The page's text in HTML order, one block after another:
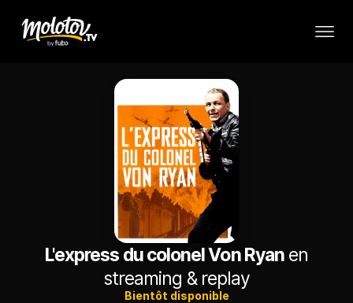
L'express du colonel Von Ryan en
streaming & replay
Bientôt disponible